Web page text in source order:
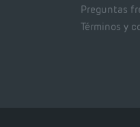
Preguntas
Términos y